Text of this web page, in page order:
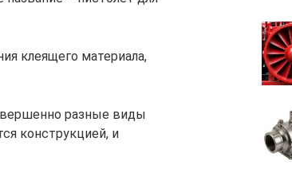
клеящего материала,
разные виды
конструкцией, и